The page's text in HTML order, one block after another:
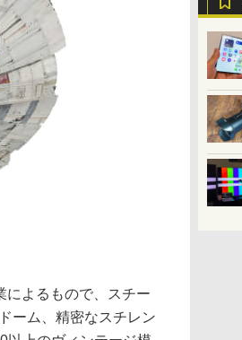
によるもので、スチー
ーム、精密なスチレン